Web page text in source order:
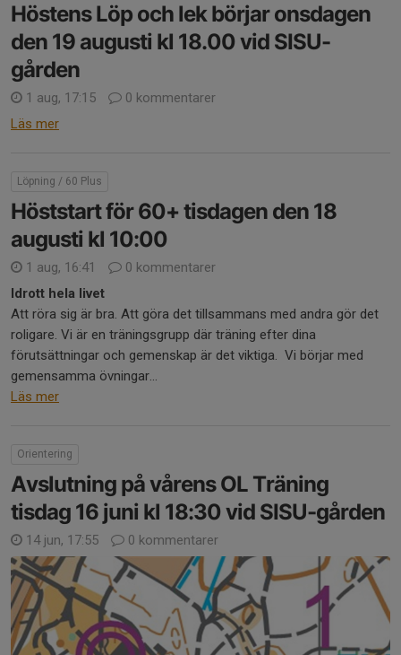
Höstens Löp och lek börjar onsdagen
den 19 augusti kl 18.00 vid SISU-
gården
1 aug, 17:15
0 kommentarer
Läs mer
Löpning / 60 Plus
Höststart för 60+ tisdagen den 18
augusti kl 10:00
1 aug, 16:41
0 kommentarer
Idrott hela livet
Att röra sig är bra. Att göra det tillsammans med andra gör det
roligare. Vi är en träningsgrupp där träning efter dina
förutsättningar och gemenskap är det viktiga. Vi börjar med
gemensamma övningar...
Läs mer
Orientering
Avslutning på vårens OL Träning
tisdag 16 juni kl 18:30 vid SISU-gården
14 jun, 17:55 0 kommentarer